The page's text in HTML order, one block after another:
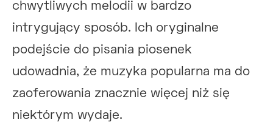
chwytliwych melodii w bardzo
intrygujący sposób. Ich oryginalne
podejście do pisania piosenek
udowadnia, że muzyka popularna ma do
zaoferowania znacznie więcej niż się
niektórym wydaje.